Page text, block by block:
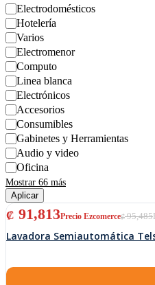
Electrodomésticos
Hotelería
Varios
Electromenor
Computo
Linea blanca
Electrónicos
Accesorios
Consumibles
Gabinetes y Herramientas
Audio y video
Oficina
Mostrar 66 más
Aplicar
₡95,485
El precio original era: ₡ 95,485.
₡ 91,813
El precio actual es: ₡ 91,813.
Lavadora Semiautomática